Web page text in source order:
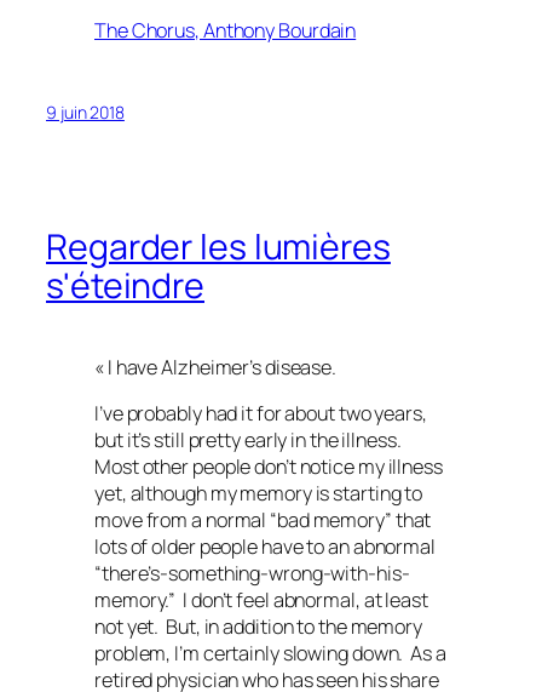
The Chorus, Anthony Bourdain
9 juin 2018
Regarder les lumières
s'éteindre
« I have Alzheimer’s disease.
I’ve probably had it for about two years,
but it’s still pretty early in the illness.
Most other people don’t notice my illness
yet, although my memory is starting to
move from a normal “bad memory” that
lots of older people have to an abnormal
“there’s-something-wrong-with-his-
memory.” I don’t feel abnormal, at least
not yet. But, in addition to the memory
problem, I’m certainly slowing down. As a
retired physician who has seen his share